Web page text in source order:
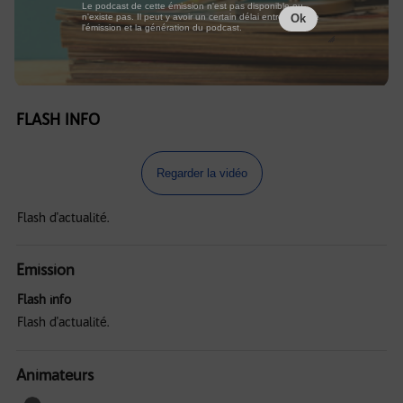
FLASH INFO
Regarder la vidéo
Flash d'actualité.
Emission
Flash info
Flash d'actualité.
Animateurs
Le podcast de cette émission n'est pas disponible ou
n'existe pas. Il peut y avoir un certain délai entre la fin de
l'émission et la génération du podcast.
Ok